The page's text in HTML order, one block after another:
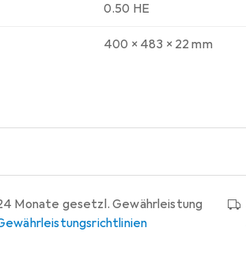
0.50 HE
400 x 483 x 22 mm
Monate gesetzl. Gewährleistung